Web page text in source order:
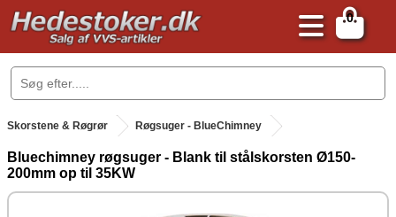
0
.
Skorstene & Røgrør Røgsuger - BlueChimney
Bluechimney røgsuger - Blank til stålskorsten Ø150-
200mm op til 35KW